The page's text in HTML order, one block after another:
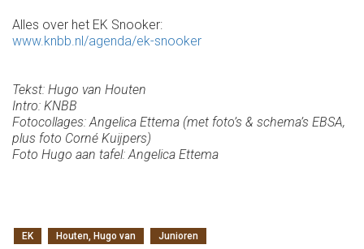
Alles over het EK Snooker:
www.knbb.nl/agenda/ek-snooker
Tekst: Hugo van Houten
Intro: KNBB
Fotocollages: Angelica Ettema (met foto’s & schema’s EBSA,
plus foto Corné Kuijpers)
Foto Hugo aan tafel: Angelica Ettema
EK Houten, Hugo van Junioren